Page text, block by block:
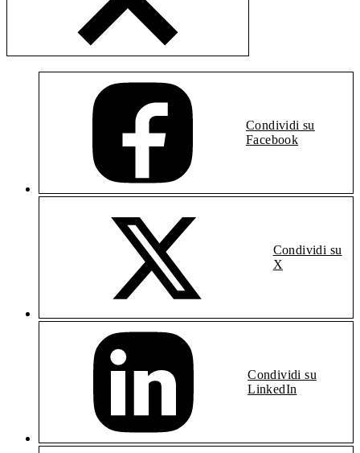
Condividi su
Facebook
Condividi su
X
Condividi su
LinkedIn